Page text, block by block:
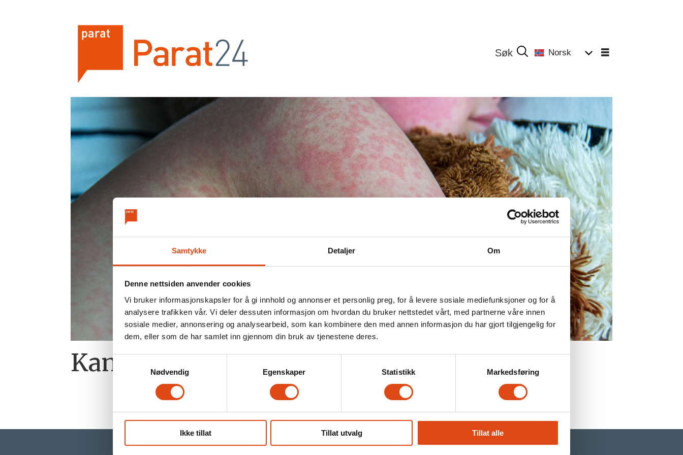
Samtykke Detaljer Om
Denne nettsiden anvender cookies
Vi bruker informasjonskapsler for å gi innhold og annonser et personlig preg, for å levere sosiale mediefunksjoner og for å
analysere trafikken vår. Vi deler dessuten informasjon om hvordan du bruker nettstedet vårt, med partnerne våre innen
sosiale medier, annonsering og analysearbeid, som kan kombinere den med annen informasjon du har gjort tilgjengelig for
dem, eller som de har samlet inn gjennom din bruk av tjenestene deres.
Samtykkevalg
Nødvendig
Egenskaper Statistikk Markedsføring
Ikke tillat Tillat utvalg Tillat alle
Norsk
antibiotikaresistens
Kan gamle sykdommer vende tilbake?